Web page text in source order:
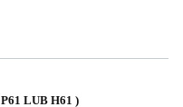
LUB H61 )